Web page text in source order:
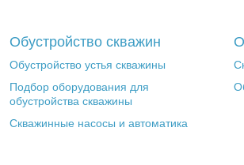
Обустройство скважин
Обустройство устья скважины
Подбор оборудования для
обустройства скважины
Скважинные насосы и автоматика